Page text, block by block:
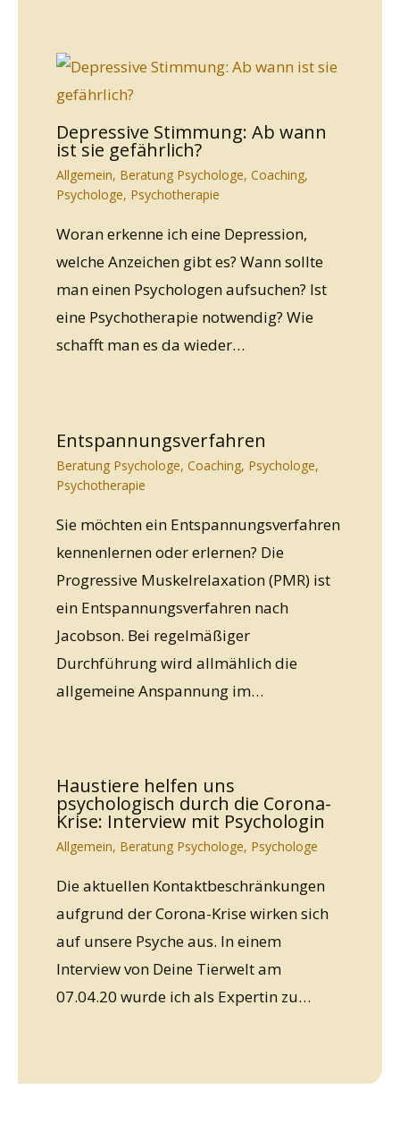
Depressive Stimmung: Ab wann
ist sie gefährlich?
Allgemein, Beratung Psychologe, Coaching,
Psychologe, Psychotherapie
Woran erkenne ich eine Depression,
welche Anzeichen gibt es? Wann sollte
man einen Psychologen aufsuchen? Ist
eine Psychotherapie notwendig? Wie
schafft man es da wieder…
Entspannungsverfahren
Beratung Psychologe, Coaching, Psychologe,
Psychotherapie
Sie möchten ein Entspannungsverfahren
kennenlernen oder erlernen? Die
Progressive Muskelrelaxation (PMR) ist
ein Entspannungsverfahren nach
Jacobson. Bei regelmäßiger
Durchführung wird allmählich die
allgemeine Anspannung im…
Haustiere helfen uns
psychologisch durch die Corona-
Krise: Interview mit Psychologin
Allgemein, Beratung Psychologe, Psychologe
Die aktuellen Kontaktbeschränkungen
aufgrund der Corona-Krise wirken sich
auf unsere Psyche aus. In einem
Interview von Deine Tierwelt am
07.04.20 wurde ich als Expertin zu…